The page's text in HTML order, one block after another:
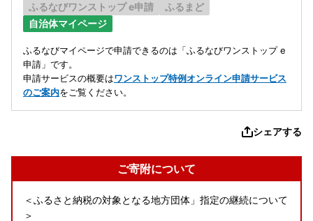
ふるなびワンストップ e申請
ふるまど
自治体マイページ
ふるなびマイページで申請できるのは「ふるなびワンストップ e
申請」です。
申請サービスの概要はワンストップ特例オンライン申請サービス
のご案内をご覧ください。
シェアする
ご寄附について
＜ふるさと納税の対象となる地方団体」指定の継続について
＞